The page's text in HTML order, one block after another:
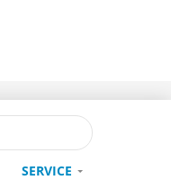
SERVICE